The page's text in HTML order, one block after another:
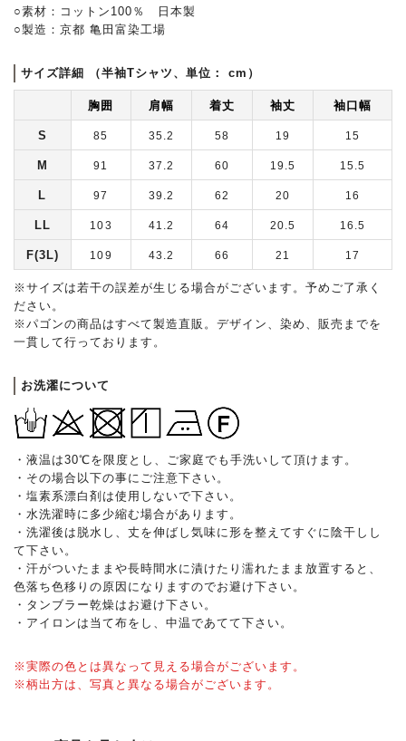
○素材：コットン100％ 日本製
○製造：京都 亀田富染工場
サイズ詳細 （半袖Tシャツ、単位： cm）
胸囲 肩幅 着丈 袖丈 袖口幅
S 85 35.2 58 19 15
M 91 37.2 60 19.5 15.5
L 97 39.2 62 20 16
LL 103 41.2 64 20.5 16.5
F(3L) 109 43.2 66 21 17
※サイズは若干の誤差が生じる場合がございます。予めご了承く
ださい。
※パゴンの商品はすべて製造直販。デザイン、染め、販売までを
一貫して行っております。
お洗濯について
・液温は30℃を限度とし、ご家庭でも手洗いして頂けます。
・その場合以下の事にご注意下さい。
・塩素系漂白剤は使用しないで下さい。
・水洗濯時に多少縮む場合があります。
・洗濯後は脱水し、丈を伸ばし気味に形を整えてすぐに陰干しし
て下さい。
・汗がついたままや長時間水に漬けたり濡れたまま放置すると、
色落ち色移りの原因になりますのでお避け下さい。
・タンブラー乾燥はお避け下さい。
・アイロンは当て布をし、中温であてて下さい。
※実際の色とは異なって見える場合がございます。
※柄出方は、写真と異なる場合がございます。